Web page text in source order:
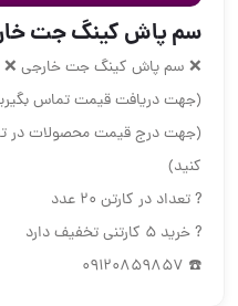
سم پاش کینگ جت خارجی
❌ سم پاش کینگ جت خارجی ❌
(جهت دریافت قیمت تماس
(جهت درج قیمت محصولات در
کنید)
? تعداد در کارتن ۲۰ عدد
? خرید ۵ کارتنی تخفیف دارد
☎️ 09120859857